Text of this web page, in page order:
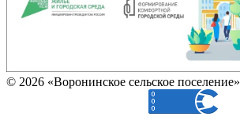
© 2026 «Воронинское сельское поселение»